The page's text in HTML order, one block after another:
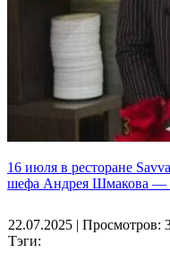
16 июля в ресторане
шефа Андрея Шмакова —
22.07.2025 | Просмотров:
Тэги: